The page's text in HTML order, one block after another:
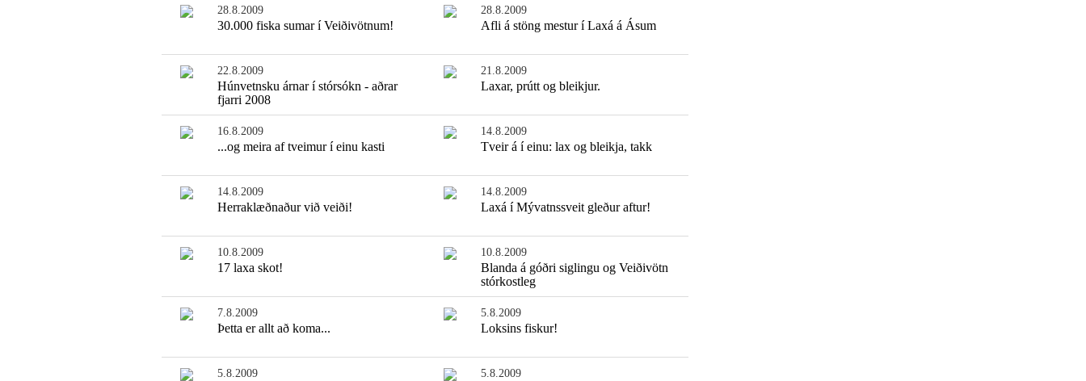
28.8.2009
30.000 fiska sumar í Veiðivötnum!
28.8.2009
Afli á stöng mestur í Laxá á Ásum
22.8.2009
Húnvetnsku árnar í stórsókn - aðrar
fjarri 2008
21.8.2009
Laxar, prútt og bleikjur.
16.8.2009
...og meira af tveimur í einu kasti
14.8.2009
Tveir á í einu: lax og bleikja, takk
14.8.2009
Herraklæðnaður við veiði!
14.8.2009
Laxá í Mývatnssveit gleður aftur!
10.8.2009
17 laxa skot!
10.8.2009
Blanda á góðri siglingu og Veiðivötn
stórkostleg
7.8.2009
Þetta er allt að koma...
5.8.2009
Loksins fiskur!
5.8.2009 5.8.2009